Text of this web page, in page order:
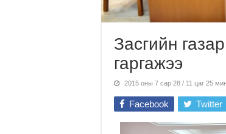
Засгийн
гаргажээ
2015 оны 7 сар 28 / 11 цаг 25
Facebook Twitter